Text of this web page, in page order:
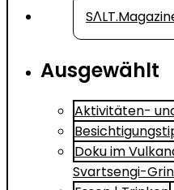
Ausgewählt
Aktivitäten-
Doku im
Svartsengi-